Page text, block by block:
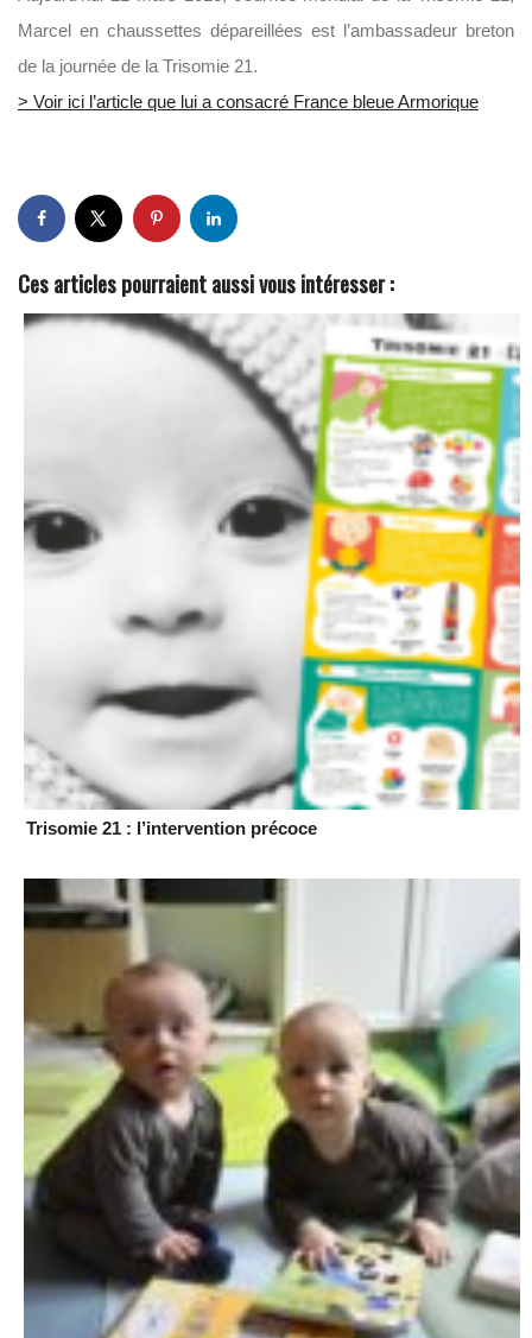
Marcel en chaussettes dépareillées est l’ambassadeur breton
de la journée de la Trisomie 21.
> Voir ici l’article que lui a consacré France bleue Armorique
Ces articles pourraient aussi vous intéresser :
Trisomie 21 : l’intervention précoce